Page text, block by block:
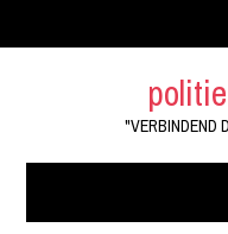
"VERBINDEND